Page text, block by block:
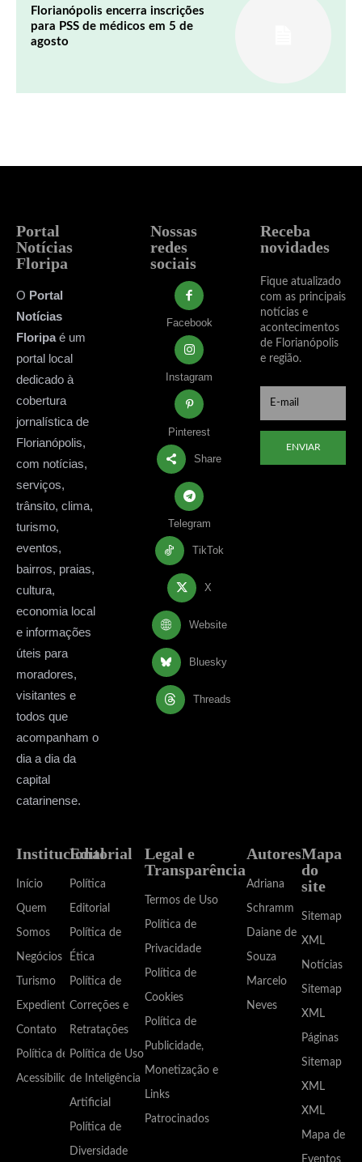
Florianópolis encerra inscrições
para PSS de médicos em 5 de
agosto
Portal
Notícias
Floripa
O Portal
Notícias
Floripaé um
portal local
dedicado à
cobertura
jornalística de
Florianópolis,
com notícias,
serviços,
trânsito, clima,
turismo,
eventos,
bairros, praias,
cultura,
economia local
e informações
úteis para
moradores,
visitantes e
todos que
acompanham o
dia a dia da
capital
catarinense.
Nossas
redes
sociais
Facebook
Instagram
Pinterest
Share
Telegram
TikTok
X
Website
Bluesky
Threads
Receba
novidades
Fique atualizado
com as principais
notícias e
acontecimentos
de Florianópolis
e região.
ENVIAR
Institucional
Início
Quem
Somos
Negócios
Turismo
Expediente
Contato
Política de
Acessibilidade
Editorial
Política
Editorial
Política de
Ética
Política de
Correções e
Retratações
Política de Uso
de Inteligência
Artificial
Política de
Diversidade
Legal e
Transparência
Termos de Uso
Política de
Privacidade
Política de
Cookies
Política de
Publicidade,
Monetização e
Links
Patrocinados
Autores
Adriana
Schramm
Daiane de
Souza
Marcelo
Neves
Mapa
do
site
Sitemap
XML
Notícias
Sitemap
XML
Páginas
Sitemap
XML
XML
Mapa de
Eventos